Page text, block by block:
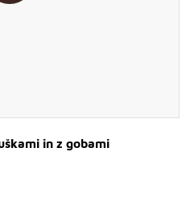
in z gobami